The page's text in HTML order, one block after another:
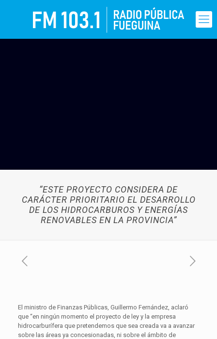
“ESTE PROYECTO CONSIDERA DE
CARÁCTER PRIORITARIO EL DESARROLLO
DE LOS HIDROCARBUROS Y ENERGÍAS
RENOVABLES EN LA PROVINCIA”
El ministro de Finanzas Públicas, Guillermo Fernández, aclaró
que “en ningún momento el proyecto de ley y la empresa
hidrocarburífera que pretendemos que sea creada va a avanzar
sobre las áreas ya concesionadas, ni sobre el ámbito de